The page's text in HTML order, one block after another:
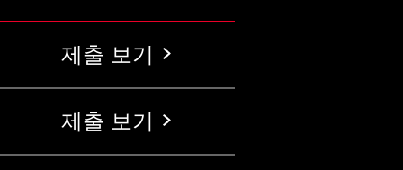
제출 보기
제출 보기